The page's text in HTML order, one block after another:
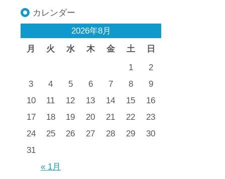
カレンダー
2026年8月
月
火 水 木 金 土 日
« 1月
1
2
3
4 5 6 7 8
9
10
11 12 13 14 15
16
17
18 19 20 21 22
23
24
25 26 27 28 29
30
31